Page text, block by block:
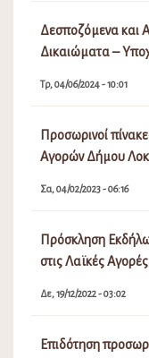
Δεσποζόμενα και
Δικαιώματα –
Τρ, 04/06/2024 - 10:01
Προσωρινοί
Αγορών Δήμου
Σα, 04/02/2023 - 06:16
Πρόσκληση
στις Λαϊκές
Δε, 19/12/2022 - 03:02
Επιδότηση